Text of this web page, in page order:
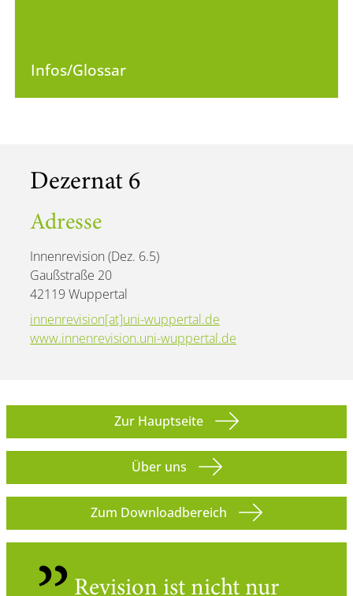
Infos/Glossar
Dezernat 6
Adresse
Innenrevision (Dez. 6.5)
Gaußstraße 20
42119 Wuppertal
innenrevision[at]uni-wuppertal.de
www.innenrevision.uni-wuppertal.de
Zur Hauptseite
Über uns
Zum Downloadbereich
Revision ist nicht nur